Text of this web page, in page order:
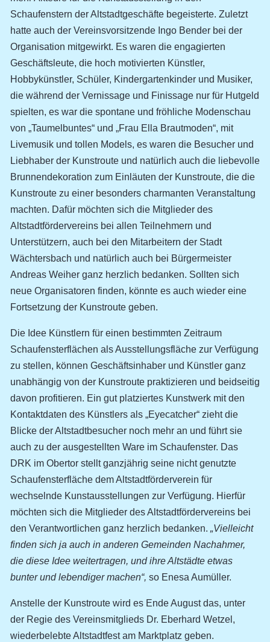
Schaufenstern der Altstadtgeschäfte begeisterte. Zuletzt
hatte auch der Vereinsvorsitzende Ingo Bender bei der
Organisation mitgewirkt. Es waren die engagierten
Geschäftsleute, die hoch motivierten Künstler,
Hobbykünstler, Schüler, Kindergartenkinder und Musiker,
die während der Vernissage und Finissage nur für Hutgeld
spielten, es war die spontane und fröhliche Modenschau
von „Taumelbuntes“ und „Frau Ella Brautmoden“, mit
Livemusik und tollen Models, es waren die Besucher und
Liebhaber der Kunstroute und natürlich auch die liebevolle
Brunnendekoration zum Einläuten der Kunstroute, die die
Kunstroute zu einer besonders charmanten Veranstaltung
machten. Dafür möchten sich die Mitglieder des
Altstadtfördervereins bei allen Teilnehmern und
Unterstützern, auch bei den Mitarbeitern der Stadt
Wächtersbach und natürlich auch bei Bürgermeister
Andreas Weiher ganz herzlich bedanken. Sollten sich
neue Organisatoren finden, könnte es auch wieder eine
Fortsetzung der Kunstroute geben.
Die Idee Künstlern für einen bestimmten Zeitraum
Schaufensterflächen als Ausstellungsfläche zur Verfügung
zu stellen, können Geschäftsinhaber und Künstler ganz
unabhängig von der Kunstroute praktizieren und beidseitig
davon profitieren. Ein gut platziertes Kunstwerk mit den
Kontaktdaten des Künstlers als „Eyecatcher“ zieht die
Blicke der Altstadtbesucher noch mehr an und führt sie
auch zu der ausgestellten Ware im Schaufenster. Das
DRK im Obertor stellt ganzjährig seine nicht genutzte
Schaufensterfläche dem Altstadtförderverein für
wechselnde Kunstausstellungen zur Verfügung. Hierfür
möchten sich die Mitglieder des Altstadtfördervereins bei
den Verantwortlichen ganz herzlich bedanken. „Vielleicht
finden sich ja auch in anderen Gemeinden Nachahmer,
die diese Idee weitertragen, und ihre Altstädte etwas
bunter und lebendiger machen“, so Enesa Aumüller.
Anstelle der Kunstroute wird es Ende August das, unter
der Regie des Vereinsmitglieds Dr. Eberhard Wetzel,
wiederbelebte Altstadtfest am Marktplatz geben.